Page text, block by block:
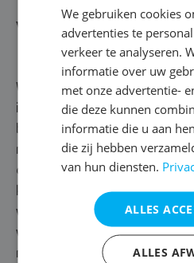
Vloerdrainage
We schuiven een
infiltreert in de keldervloer. In
bodem met waterafstotende
noppenmembraan. Het
door zijn speciale structuur,
kanalen naar een verzamelput
we een waterpomp, die
water vakkundig afvoert. Zo
met je vochtprobleem. Boven
We gebruiken cookies
advertenties te
verkeer te analyseren.
informatie over uw
met onze advertentie-
die deze kunnen
informatie die u aan
die zij hebben
van hun diensten.
ALLES
ALLES